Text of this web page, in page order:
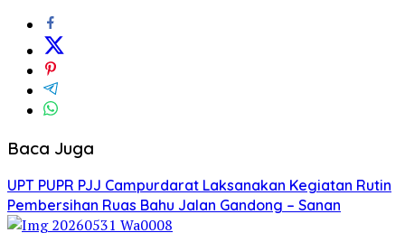
Baca Juga
UPT PUPR PJJ Campurdarat Laksanakan Kegiatan Rutin
Pembersihan Ruas Bahu Jalan Gandong – Sanan